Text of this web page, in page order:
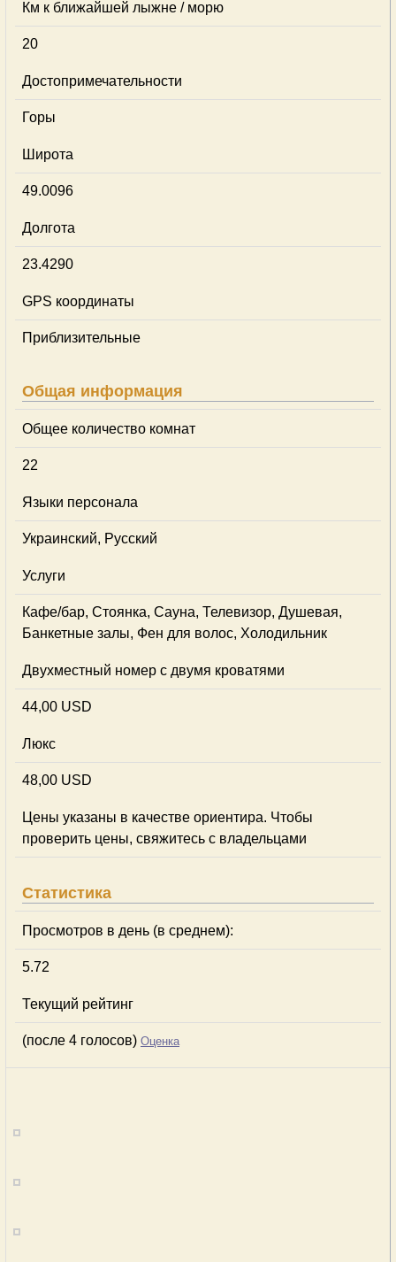
Км к ближайшей лыжне / морю
20
Достопримечательности
Горы
Широта
49.0096
Долгота
23.4290
GPS координаты
Приблизительные
Общая информация
Общее количество комнат
22
Языки персонала
Украинский, Русский
Услуги
Кафе/бар, Стоянка, Сауна, Телевизор, Душевая,
Банкетные залы, Фен для волос, Холодильник
Двухместный номер с двумя кроватями
44,00 USD
Люкс
48,00 USD
Цены указаны в качестве ориентира. Чтобы
проверить цены, свяжитесь с владельцами
Статистика
Просмотров в день (в среднем):
5.72
Текущий рейтинг
(после 4 голосов) Оценка